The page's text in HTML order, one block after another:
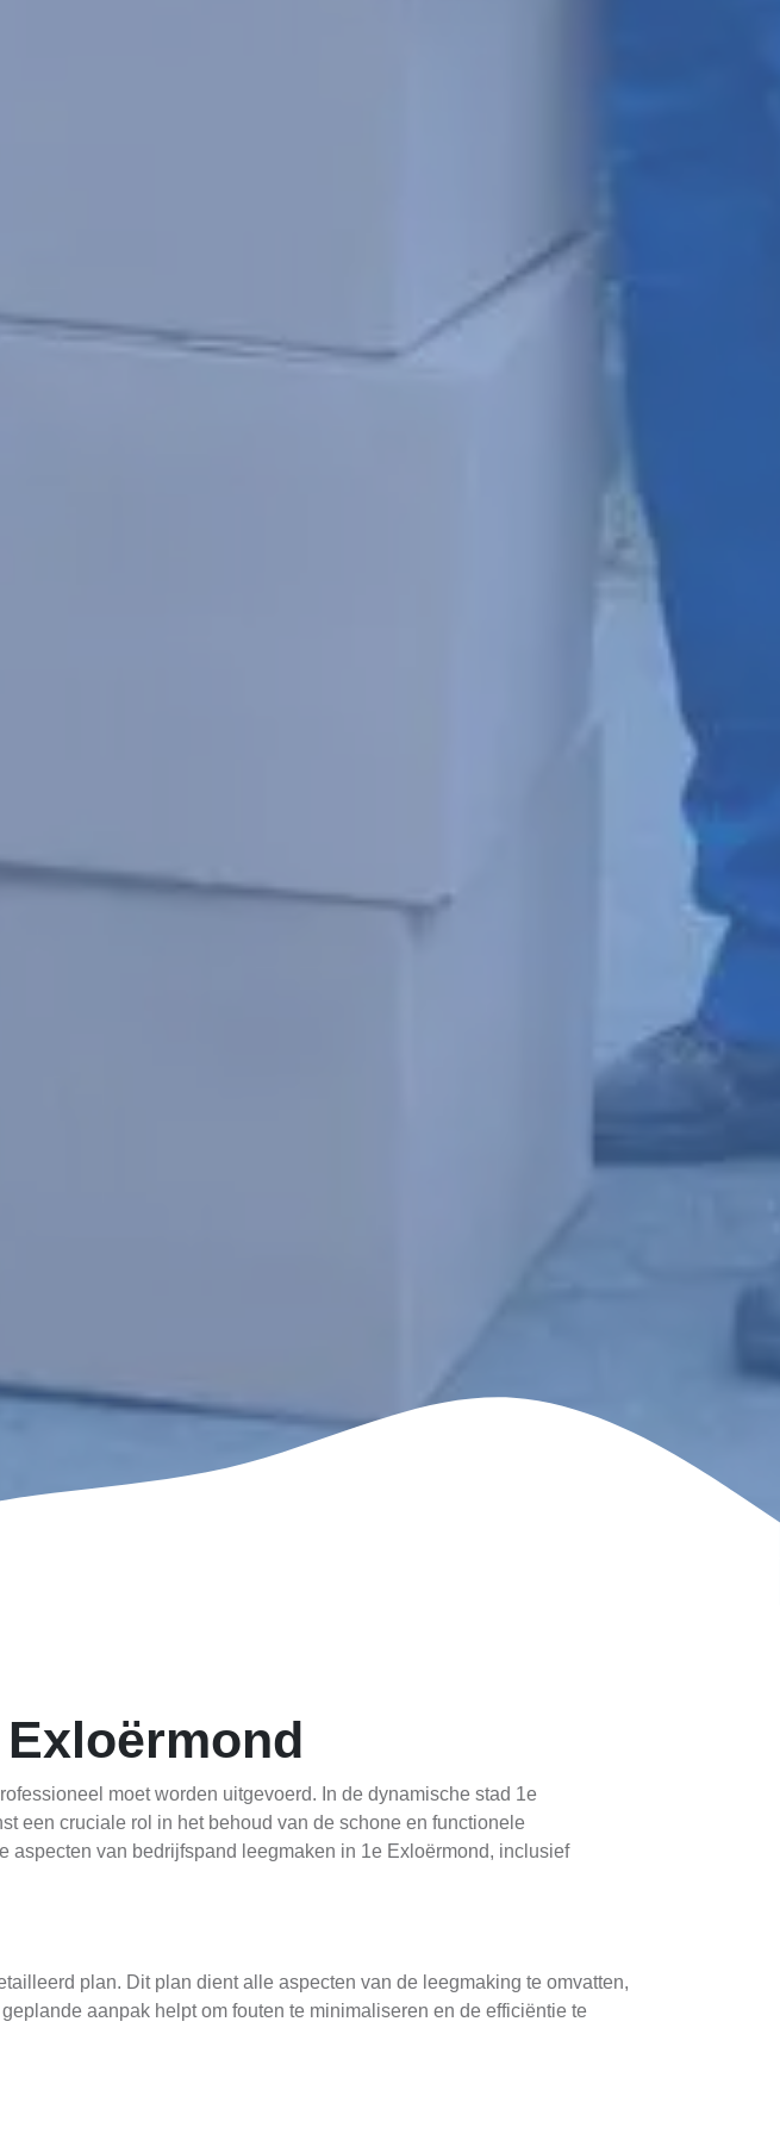
moet worden uitgevoerd. In de dynamische stad 1e
een cruciale rol in het behoud van de schone en functionele
van bedrijfspand leegmaken in 1e Exloërmond, inclusief
plan. Dit plan dient alle aspecten van de leegmaking te omvatten,
aanpak helpt om fouten te minimaliseren en de efficiëntie te